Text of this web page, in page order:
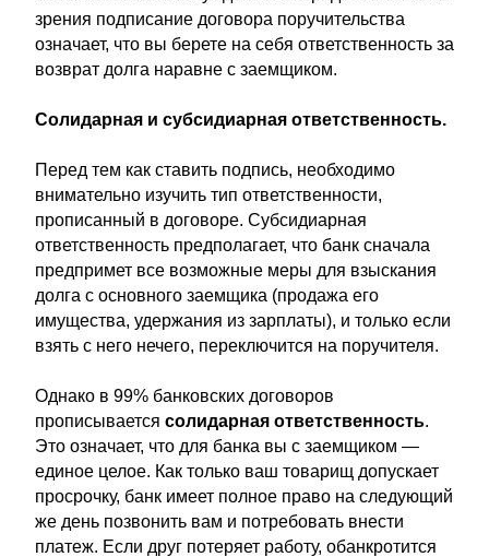
зрения подписание договора поручительства
означает, что вы берете на себя ответственность за
возврат долга наравне с заемщиком.
Солидарная и субсидиарная ответственность.
Перед тем как ставить подпись, необходимо
внимательно изучить тип ответственности,
прописанный в договоре. Субсидиарная
ответственность предполагает, что банк сначала
предпримет все возможные меры для взыскания
долга с основного заемщика (продажа его
имущества, удержания из зарплаты), и только если
взять с него нечего, переключится на поручителя.
Однако в 99% банковских договоров
прописывается солидарная ответственность.
Это означает, что для банка вы с заемщиком —
единое целое. Как только ваш товарищ допускает
просрочку, банк имеет полное право на следующий
же день позвонить вам и потребовать внести
платеж. Если друг потеряет работу, обанкротится